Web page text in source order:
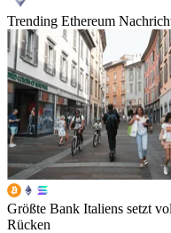
Trending Ethereum
Größte Bank Italiens setzt
Rücken